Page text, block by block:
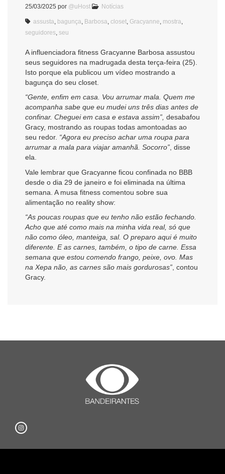
25/03/2025 por @uHost Notícias
assusta bagunça Barbosa closet Gracyanne mostra
seguidores seu
A influenciadora fitness Gracyanne Barbosa assustou
seus seguidores na madrugada desta terça-feira (25).
Isto porque ela publicou um vídeo mostrando a
bagunça do seu closet.
“Gente, enfim em casa. Vou arrumar mala. Quem me
acompanha sabe que eu mudei uns três dias antes de
confinar. Cheguei em casa e estava assim”, desabafou
Gracy, mostrando as roupas todas amontoadas ao
seu redor. “Agora eu preciso achar uma roupa para
arrumar a mala para viajar amanhã. Socorro” , disse
ela.
Vale lembrar que Gracyanne ficou confinada no BBB
desde o dia 29 de janeiro e foi eliminada na última
semana. A musa fitness comentou sobre sua
alimentação no reality show:
“As poucas roupas que eu tenho não estão fechando.
Acho que até como mais na minha vida real, só que
não como óleo, manteiga, sal. O preparo aqui é muito
diferente. E as carnes, também, o tipo de carne. Essa
semana que estou comendo frango, peixe, ovo. Mas
na Xepa não, as carnes são mais gordurosas” , contou
Gracy.